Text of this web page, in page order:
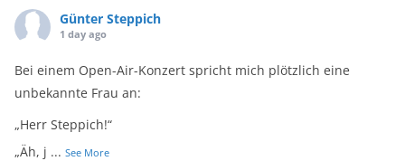
Günter Steppich
1 day ago
Bei einem Open-Air-Konzert spricht mich plötzlich eine
unbekannte Frau an:
„Herr Steppich!“
„Äh, j ... See More